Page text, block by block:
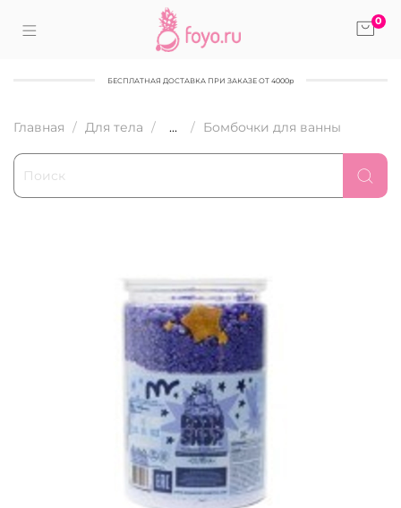
0
БЕСПЛАТНАЯ ДОСТАВКА ПРИ ЗАКАЗЕ ОТ 4000р
Главная Для тела ... Бомбочки для ванны